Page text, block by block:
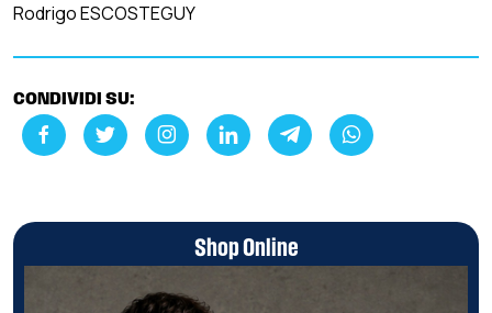
Rodrigo ESCOSTEGUY
CONDIVIDI SU:
Shop Online